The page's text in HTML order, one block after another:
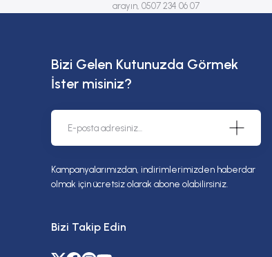
arayın, 0507 234 06 07
Bizi Gelen Kutunuzda Görmek
İster misiniz?
Kampanyalarımızdan, indirimlerimizden haberdar
olmak için ücretsiz olarak abone olabilirsiniz.
Bizi Takip Edin